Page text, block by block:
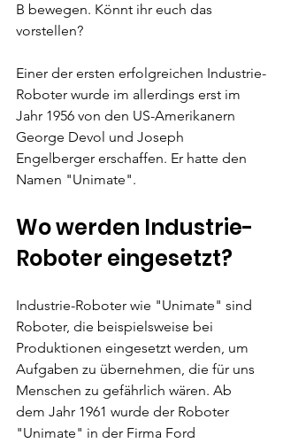
B bewegen. Könnt ihr euch das
vorstellen?
Einer der ersten erfolgreichen Industrie-
Roboter wurde im allerdings erst im
Jahr 1956 von den US-Amerikanern
George Devol und Joseph
Engelberger erschaffen. Er hatte den
Namen "Unimate".
Wo werden Industrie-
Roboter eingesetzt?
Industrie-Roboter wie "Unimate" sind
Roboter, die beispielsweise bei
Produktionen eingesetzt werden, um
Aufgaben zu übernehmen, die für uns
Menschen zu gefährlich wären. Ab
dem Jahr 1961 wurde der Roboter
"Unimate" in der Firma Ford